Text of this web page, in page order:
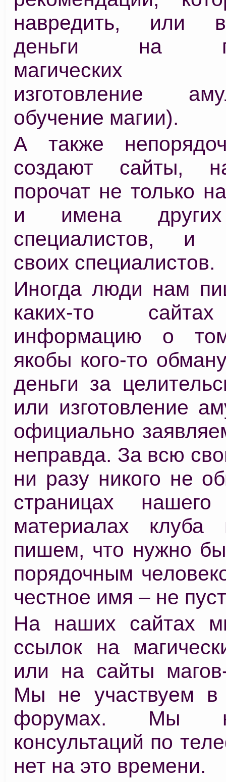
навредить, или
деньги на
магических
изготовление
обучение магии).
А также
создают сайты,
порочат не только
и имена
специалистов, и
своих специалистов.
Иногда люди нам
каких-то
информацию о
якобы кого-то
деньги за
или изготовление
официально
неправда. За всю
ни разу никого не
страницах
материалах клуба
пишем, что нужно
порядочным
честное имя – не
На наших сайтах
ссылок на
или на сайты
Мы не участвуем в
форумах. Мы
консультаций по
нет на это времени.